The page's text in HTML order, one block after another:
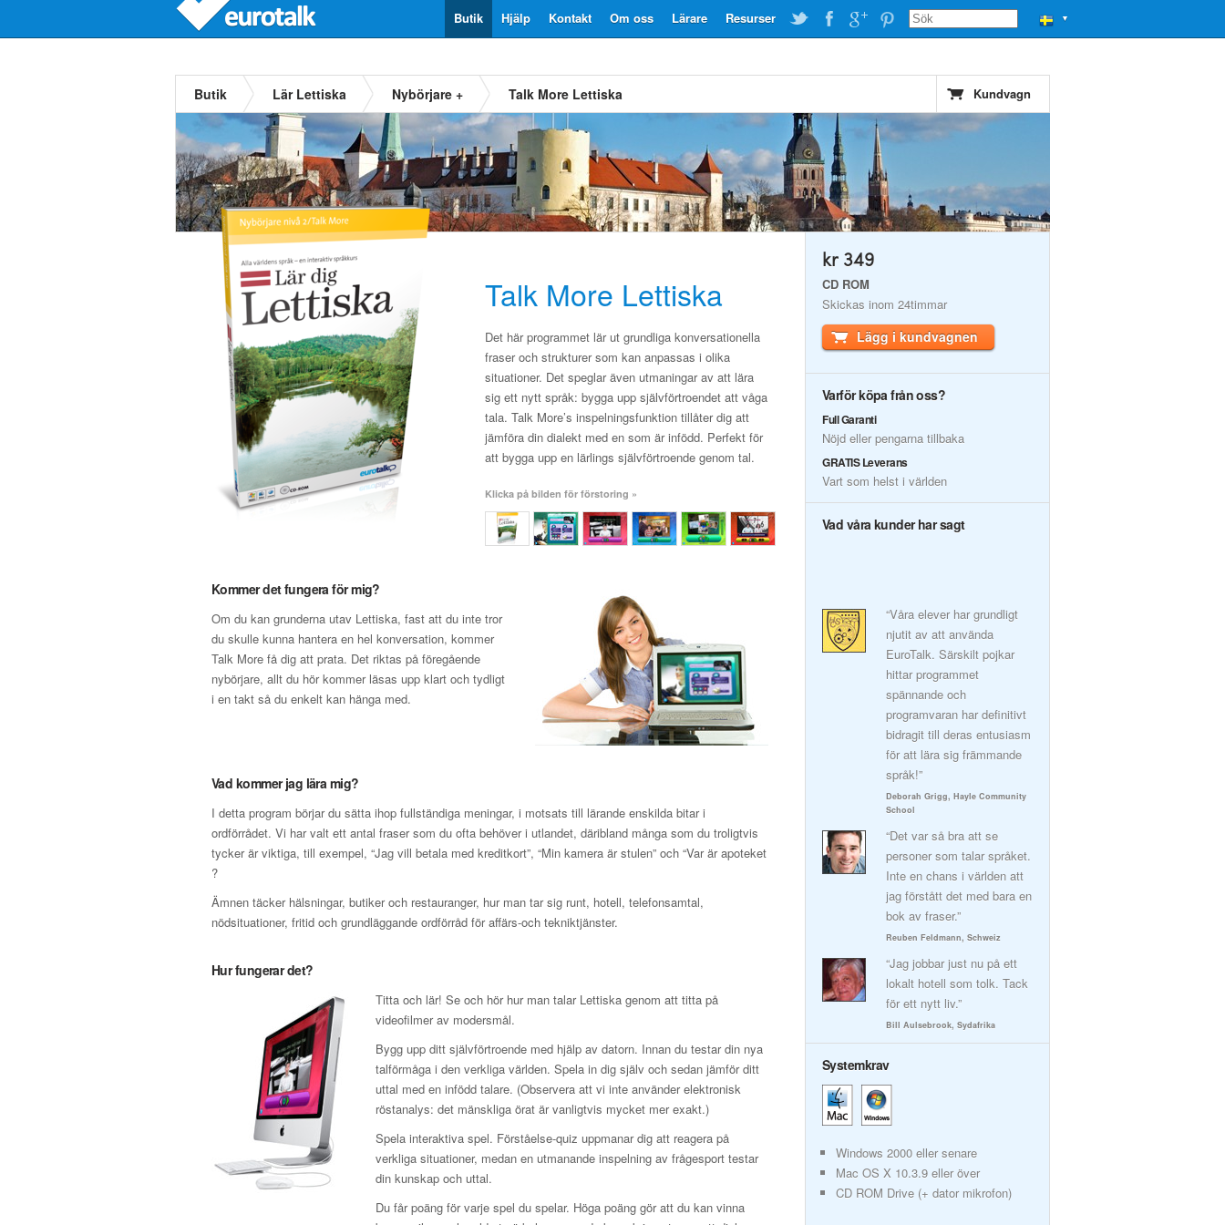
▼
Resurser
Lärare
Om oss
Kontakt
Hjälp
Butik
Butik Lär Lettiska Nybörjare + Talk More Lettiska Kundvagn
Talk More Lettiska
Det här programmet lär ut grundliga konversationella
fraser och strukturer som kan anpassas i olika
situationer. Det speglar även utmaningar av att lära
sig ett nytt språk: bygga upp självförtroendet att våga
tala. Talk More’s inspelningsfunktion tillåter dig att
jämföra din dialekt med en som är infödd. Perfekt för
att bygga upp en lärlings självförtroende genom tal.
Klicka på bilden för förstoring »
Kommer det fungera för mig?
Om du kan grunderna utav Lettiska, fast att du inte tror
du skulle kunna hantera en hel konversation, kommer
Talk More få dig att prata. Det riktas på föregående
nybörjare, allt du hör kommer läsas upp klart och tydligt
i en takt så du enkelt kan hänga med.
Vad kommer jag lära mig?
I detta program börjar du sätta ihop fullständiga meningar, i motsats till lärande enskilda bitar i
ordförrådet. Vi har valt ett antal fraser som du ofta behöver i utlandet, däribland många som du troligtvis
tycker är viktiga, till exempel, “Jag vill betala med kreditkort”, “Min kamera är stulen” och “Var är apoteket
?
Ämnen täcker hälsningar, butiker och restauranger, hur man tar sig runt, hotell, telefonsamtal,
nödsituationer, fritid och grundläggande ordförråd för affärs-och tekniktjänster.
Hur fungerar det?
Titta och lär! Se och hör hur man talar Lettiska genom att titta på
videofilmer av modersmål.
Bygg upp ditt självförtroende med hjälp av datorn. Innan du testar din nya
talförmåga i den verkliga världen. Spela in dig själv och sedan jämför ditt
uttal med en infödd talare. (Observera att vi inte använder elektronisk
röstanalys: det mänskliga örat är vanligtvis mycket mer exakt.)
Spela interaktiva spel. Förståelse-quiz uppmanar dig att reagera på
verkliga situationer, medan en utmanande inspelning av frågesport testar
din kunskap och uttal.
Du får poäng för varje spel du spelar. Höga poäng gör att du kan vinna
kr 349
CD ROM
Skickas inom 24timmar
Lägg i kundvagnen
Varför köpa från oss?
Full Garanti
Nöjd eller pengarna tillbaka
GRATIS Leverans
Vart som helst i världen
Vad våra kunder har sagt
“Våra elever har grundligt
njutit av att använda
EuroTalk. Särskilt pojkar
hittar programmet
spännande och
programvaran har definitivt
bidragit till deras entusiasm
för att lära sig främmande
språk!”
Deborah Grigg, Hayle Community
School
“Det var så bra att se
personer som talar språket.
Inte en chans i världen att
jag förstått det med bara en
bok av fraser.”
Reuben Feldmann, Schweiz
“Jag jobbar just nu på ett
lokalt hotell som tolk. Tack
för ett nytt liv.”
Bill Aulsebrook, Sydafrika
Systemkrav
Windows 2000 eller senare
Mac OS X 10.3.9 eller över
CD ROM Drive (+ dator mikrofon)